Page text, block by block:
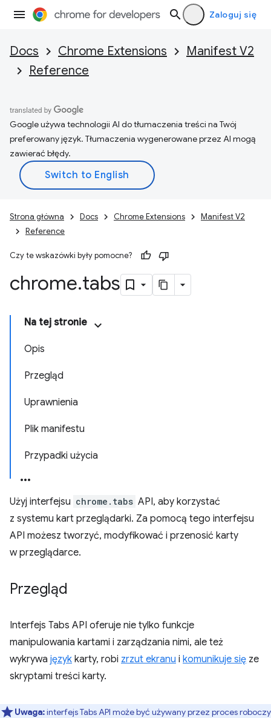
Zaloguj się
Docs Chrome Extensions
Manifest V2
Reference
Google używa technologii AI do tłumaczenia treści na Twój
preferowany język. Tłumaczenia wygenerowane przez AI mogą
zawierać błędy.
Strona główna Docs Chrome Extensions
Manifest V2
Reference
Czy te wskazówki były pomocne?
chrome.tabs
Na tej stronie
Opis
Przegląd
Uprawnienia
Plik manifestu
Przypadki użycia
Użyj interfejsu chrome.tabs API, aby korzystać
z systemu kart przeglądarki. Za pomocą tego interfejsu
API możesz tworzyć, modyfikować i przenosić karty
w przeglądarce.
Przegląd
Interfejs Tabs API oferuje nie tylko funkcje
manipulowania kartami i zarządzania nimi, ale też
wykrywa język karty, robi zrzut ekranu i komunikuje się ze
skryptami treści karty.
Uwaga:interfejs Tabs API może być używany przez proces roboczy